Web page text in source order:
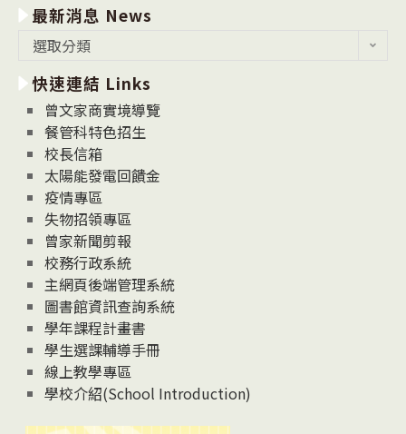
最新消息 News
消
息
News
選取分類
快速連結 Links
曾文家商實境導覽
餐管科特色招生
校長信箱
太陽能發電回饋金
疫情專區
失物招領專區
曾家新聞剪報
校務行政系統
主網頁後端管理系統
圖書館資訊查詢系統
學年課程計畫書
學生選課輔導手冊
線上教學專區
學校介紹(School Introduction)